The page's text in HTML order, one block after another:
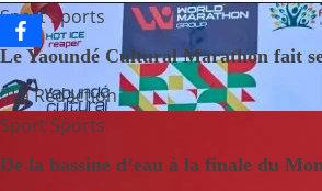
v
i
g
a
SportSports
Le Yaoundé Cultural Marathon fait
La Rédaction
Sport Sports
De la bassine d’eau à la finale du